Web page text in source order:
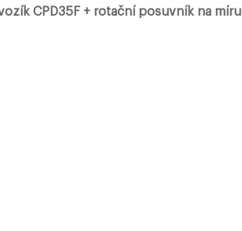
CPD35F + rotační posuvník na míru